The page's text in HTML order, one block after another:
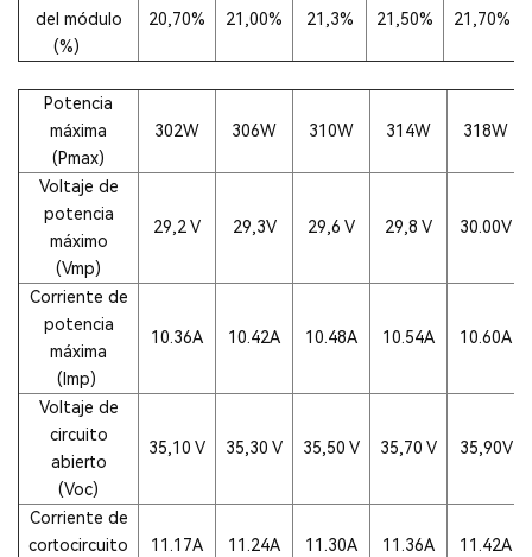
del módulo
(%)
20,70% 21,00% 21,3% 21,50% 21,70%
Potencia
máxima
(Pmax)
302W 306W 310W 314W 318W
Voltaje de
potencia
máximo
(Vmp)
29,2 V 29,3V 29,6 V 29,8 V 30.00V
Corriente de
potencia
máxima
(Imp)
10.36A 10.42A 10.48A 10.54A 10.60A
Voltaje de
circuito
abierto
(Voc)
35,10 V 35,30 V 35,50 V 35,70 V 35,90V
Corriente de
cortocircuito
11.17A 11.24A 11.30A 11.36A 11.42A